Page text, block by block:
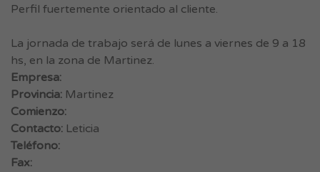
Perfil fuertemente orientado al cliente.
La jornada de trabajo será de lunes a viernes de 9 a 18
hs, en la zona de Martinez.
Empresa:
Provincia: Martinez
Comienzo:
Contacto: Leticia
Teléfono:
Fax: